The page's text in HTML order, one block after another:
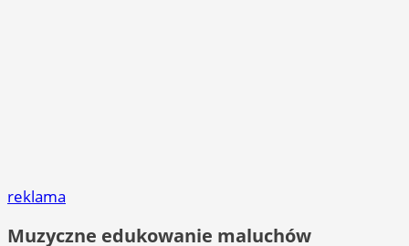
reklama
Muzyczne edukowanie maluchów